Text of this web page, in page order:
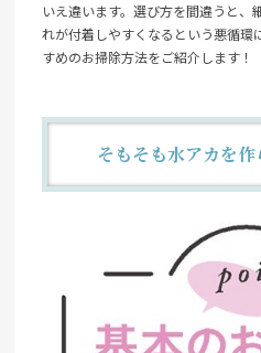
いえ違います。選び方を間違うと
れが付着しやすくなるという悪循環
すめのお掃除方法をご紹介します！
そもそも水アカを作